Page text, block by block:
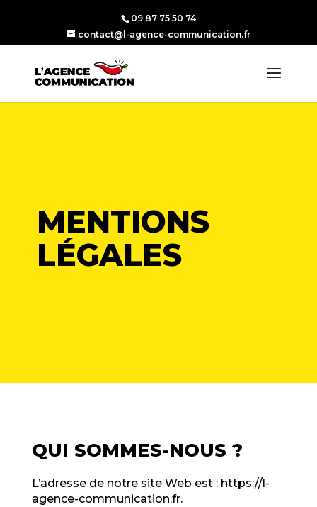
09 87 75 50 74
contact@l-agence-communication.fr
MENTIONS
LÉGALES
QUI SOMMES-NOUS ?
L’adresse de notre site Web est : https://l-
agence-communication.fr.